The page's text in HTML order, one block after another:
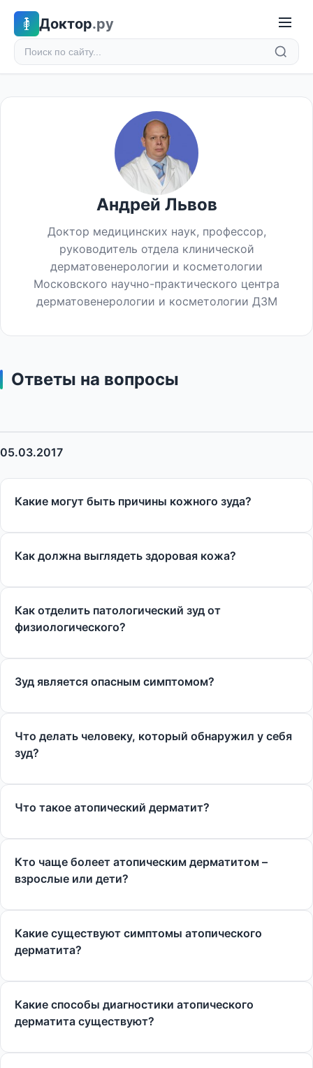
Доктор.ру
Андрей Львов
Доктор медицинских наук, профессор,
руководитель отдела клинической
дерматовенерологии и косметологии
Московского научно-практического центра
дерматовенерологии и косметологии ДЗМ
Ответы на вопросы
05.03.2017
Какие могут быть причины кожного зуда?
Как должна выглядеть здоровая кожа?
Как отделить патологический зуд от
физиологического?
Зуд является опасным симптомом?
Что делать человеку, который обнаружил у себя
зуд?
Что такое атопический дерматит?
Кто чаще болеет атопическим дерматитом –
взрослые или дети?
Какие существуют симптомы атопического
дерматита?
Какие способы диагностики атопического
дерматита существуют?